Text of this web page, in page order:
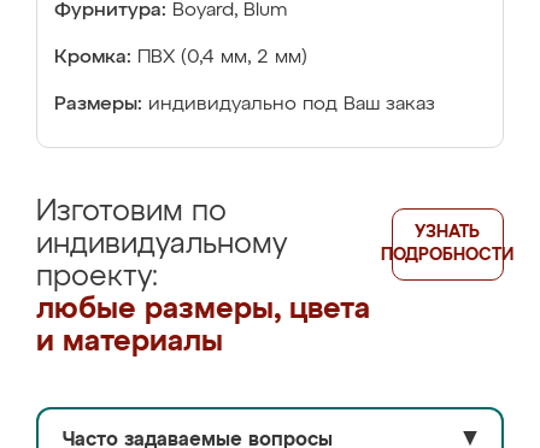
Фурнитура: Boyard, Blum
Кромка: ПВХ (0,4 мм, 2 мм)
Размеры: индивидуально под Ваш заказ
Изготовим по
индивидуальному
проекту:
любые размеры, цвета
и материалы
УЗНАТЬ
ПОДРОБНОСТИ
Часто задаваемые вопросы ▼